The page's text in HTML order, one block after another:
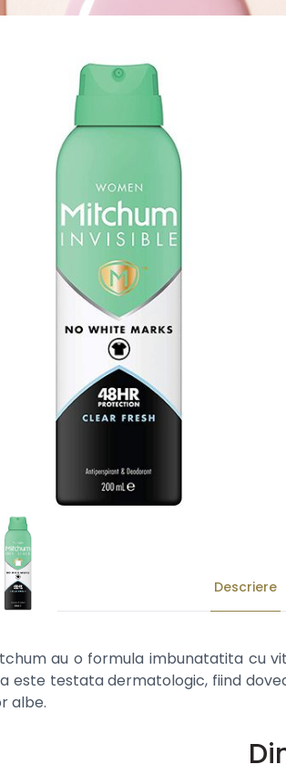
Descriere
au o formula imbunatatita cu
este testata dermatologic, fiind
albe.